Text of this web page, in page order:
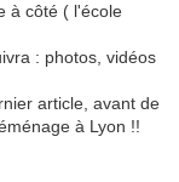
à côté ( l'école
: photos, vidéos
article, avant de
à Lyon !!